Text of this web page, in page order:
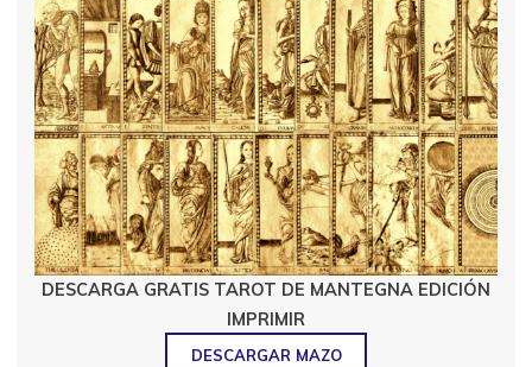
DESCARGA GRATIS TAROT DE MANTEGNA EDICIÓN
IMPRIMIR
DESCARGAR MAZO